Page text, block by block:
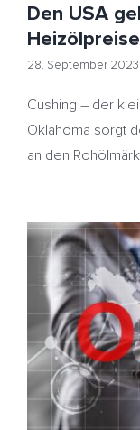
Den USA
28. September 2023
Cushing – der
Oklahoma sorgt
an den
Ölpreise
HeizölNews